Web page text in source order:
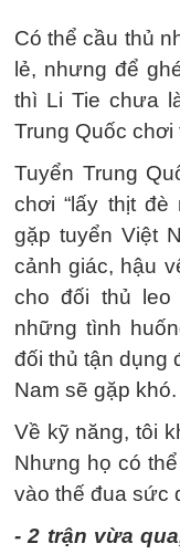
Có thể cầu thủ
lẻ, nhưng để
thì Li Tie chưa
Trung Quốc
Tuyển Trung
chơi “lấy thịt đè
gặp tuyển Việt
cảnh giác, hậu
cho đối thủ leo
những tình
đối thủ tận dụng
Nam sẽ gặp khó.
Về kỹ năng, tôi
Nhưng họ có
vào thế đua sức
- 2 trận vừa